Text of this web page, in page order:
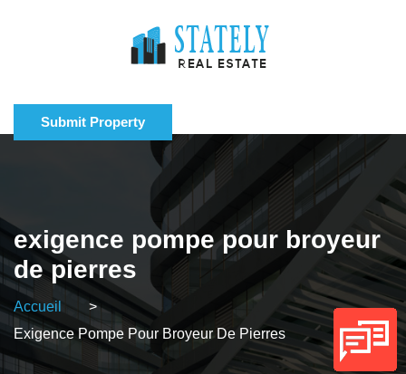
Submit Property
exigence pompe pour broyeur
de pierres
Accueil
>
Exigence Pompe Pour Broyeur De Pierres